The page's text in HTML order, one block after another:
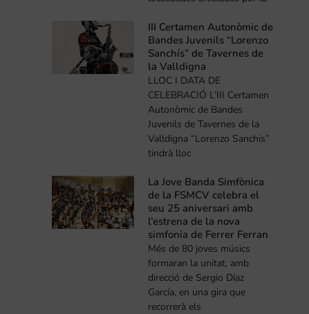
III Certamen Autonòmic de
Bandes Juvenils “Lorenzo
Sanchís” de Tavernes de
la Valldigna
LLOC I DATA DE
CELEBRACIÓ L’III Certamen
Autonòmic de Bandes
Juvenils de Tavernes de la
Valldigna “Lorenzo Sanchis”
tindrà lloc
La Jove Banda Simfònica
de la FSMCV celebra el
seu 25 aniversari amb
l’estrena de la nova
simfonia de Ferrer Ferran
Més de 80 joves músics
formaran la unitat, amb
direcció de Sergio Díaz
García, en una gira que
recorrerà els